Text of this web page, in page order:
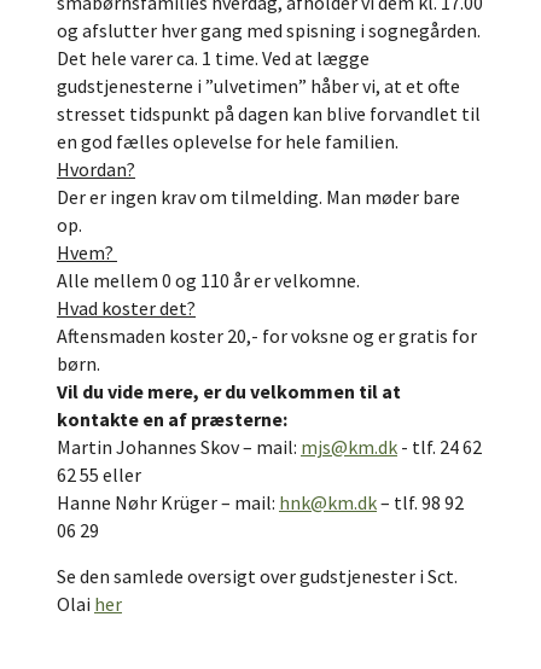
og afslutter hver gang med spisning i sognegården.
Det hele varer ca. 1 time. Ved at lægge
gudstjenesterne i ”ulvetimen” håber vi, at et ofte
stresset tidspunkt på dagen kan blive forvandlet til
en god fælles oplevelse for hele familien.
Hvordan?
Der er ingen krav om tilmelding. Man møder bare
op.
Hvem?
Alle mellem 0 og 110 år er velkomne.
Hvad koster det?
Aftensmaden koster 20,- for voksne og er gratis for
børn.
Vil du vide mere, er du velkommen til at
kontakte en af præsterne:
Martin Johannes Skov – mail: mjs@km.dk - tlf. 24 62
62 55 eller
Hanne Nøhr Krüger – mail: hnk@km.dk– tlf. 98 92
06 29
Se den samlede oversigt over gudstjenester i Sct.
Olai her